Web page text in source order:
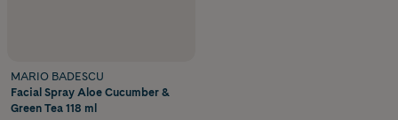
MARIO BADESCU
Facial Spray Aloe Cucumber &
Green Tea 118 ml